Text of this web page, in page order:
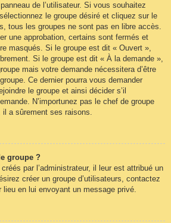
de l’utilisateur. Si vous souhaitez
le groupe désiré et cliquez sur le
tous les groupes ne sont pas en libre accès.
une approbation, certains sont fermés et
masqués. Si le groupe est dit « Ouvert »,
Si le groupe est dit « À la demande »,
mais votre demande nécessitera d’être
Ce dernier pourra vous demander
le groupe et ainsi décider s’il
N’importunez pas le chef de groupe
il a sûrement ses raisons.
groupe ?
par l’administrateur, il leur est attribué un
créer un groupe d’utilisateurs, contactez
lieu en lui envoyant un message privé.